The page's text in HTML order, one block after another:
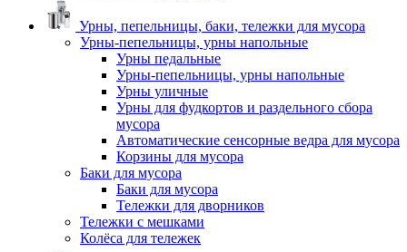
Урны, пепельницы, баки, тележки для мусора
Урны-пепельницы, урны напольные
Урны педальные
Урны-пепельницы, урны напольные
Урны уличные
Урны для фудкортов и раздельного сбора
мусора
Автоматические сенсорные ведра для мусора
Корзины для мусора
Баки для мусора
Баки для мусора
Тележки для дворников
Тележки с мешками
Колёса для тележек